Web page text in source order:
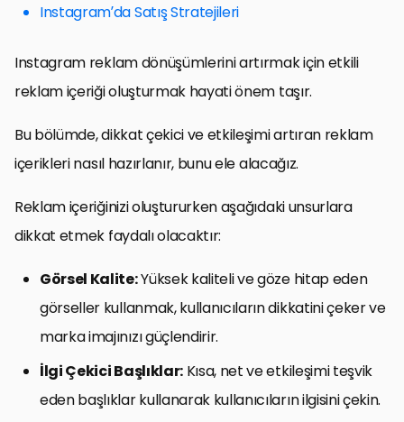
Instagram’da Satış Stratejileri
Instagram reklam dönüşümlerini artırmak için etkili
reklam içeriği oluşturmak hayati önem taşır.
Bu bölümde, dikkat çekici ve etkileşimi artıran reklam
içerikleri nasıl hazırlanır, bunu ele alacağız.
Reklam içeriğinizi oluştururken aşağıdaki unsurlara
dikkat etmek faydalı olacaktır:
Görsel Kalite:Yüksek kaliteli ve göze hitap eden
görseller kullanmak, kullanıcıların dikkatini çeker ve
marka imajınızı güçlendirir.
İlgi Çekici Başlıklar:Kısa, net ve etkileşimi teşvik
eden başlıklar kullanarak kullanıcıların ilgisini çekin.